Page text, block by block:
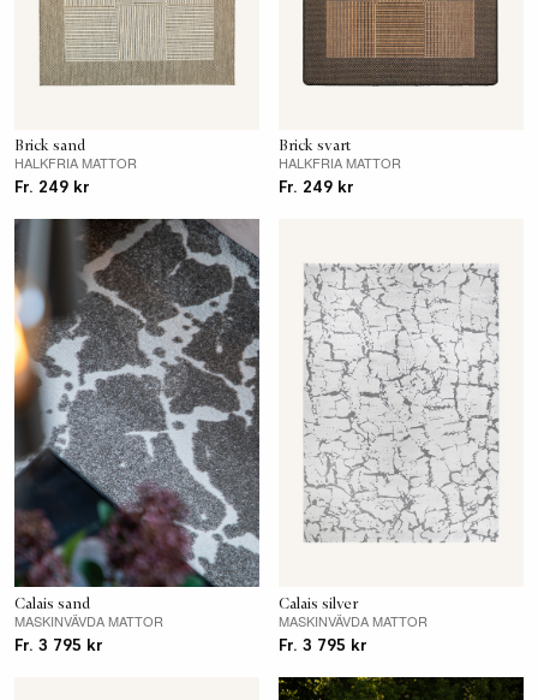
Brick sand
HALKFRIA MATTOR
Fr. 249 kr
Brick svart
HALKFRIA MATTOR
Fr. 249 kr
Calais sand
MASKINVÄVDA MATTOR
Fr. 3 795 kr
Calais silver
MASKINVÄVDA MATTOR
Fr. 3 795 kr